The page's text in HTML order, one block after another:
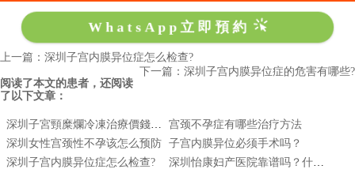
WhatsApp立即預約
上一篇：深圳子宫内膜异位症怎么检查?
下一篇：深圳子宫内膜异位症的危害有哪些?
阅读了本文的患者，还阅读
了以下文章：
宫颈不孕症有哪些治疗方法
深圳女性宫颈性不孕该怎么预防
子宫内膜异位必须手术吗？
深圳子宫内膜异位症怎么检查?